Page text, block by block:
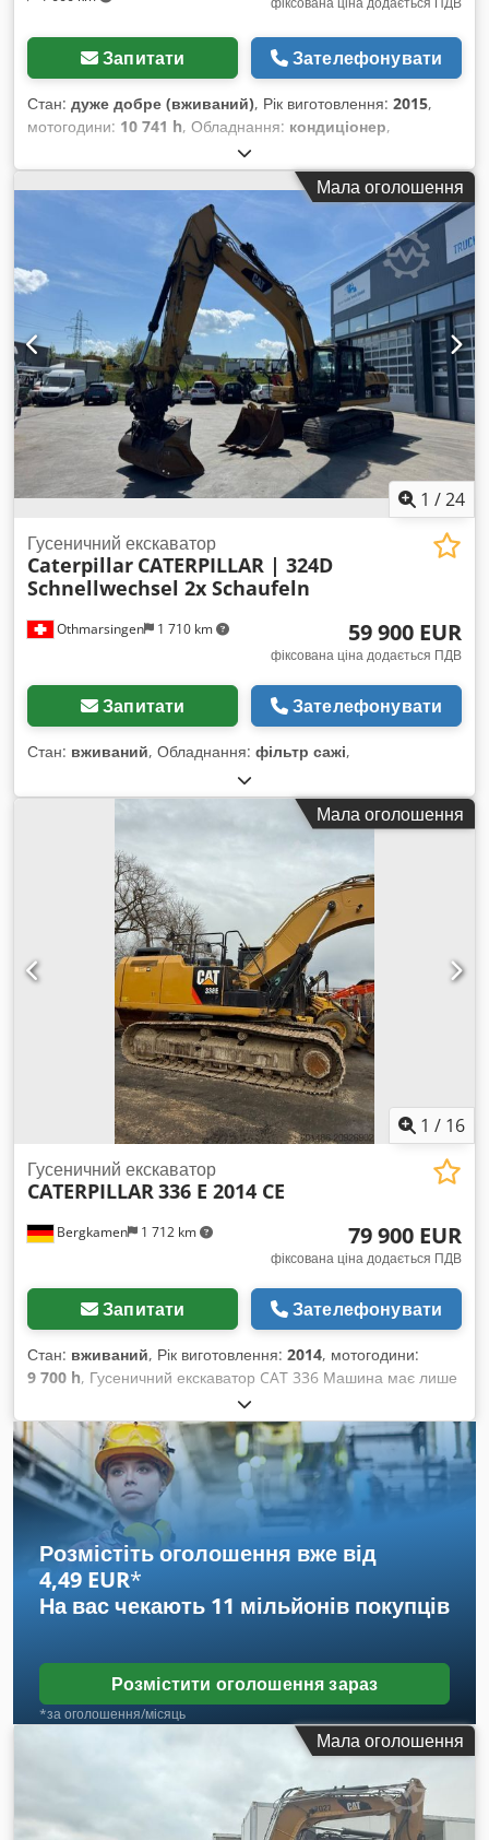
Запитати Зателефонувати
Стан: дуже добре (вживаний), Рік виготовлення: 2015,
мотогодини: 10 741 h, Обладнання: кондиціонер,
CATERPILLAR 324ELN Рік випуску: 2015 Напрацювання: 10
741 год. Герметична кабіна Кондиціонер Радіо Камера
заднього виду Регульована стріла Довжина стріли: 3,10 м.
Повна гідравлічна система (для гідромолота, грейфера,
ножиць) Система швидкої заміни OQ70/55 1 ковш – ширина
900 мм Залишковий ресурс ходової частини приблизно 60-
70% Опорні пластини, ширина 600 мм Codpfxezl Dt No
Abkjrf Двигун CAT 7.1, потужність 151 кВт Централізована
система змащування Сертифікат CE Робоча вага: 26,2 т
Мала оголошення
1 /24
Othmarsingen 1 710 km
Гусеничний екскаватор
Caterpillar CATERPILLAR | 324D
Schnellwechsel 2x Schaufeln
59 900 EUR
фіксована ціна додається ПДВ
Запитати Зателефонувати
Стан: вживаний, Обладнання: фільтр сажі,
Мала оголошення
1 / 16
Bergkamen 1 712 km
Гусеничний екскаватор
CATERPILLAR336 E 2014 CE
79 900 EUR
фіксована ціна додається ПДВ
Запитати Зателефонувати
Стан: вживаний, Рік виготовлення: 2014, мотогодини:
9 700 h, Гусеничний екскаватор CAT 336 Машина має лише
9700 відпрацьованих мотогодин і знаходиться у хорошому
стані. Експлуатаційна вага близько 36 800 кг. Crodpsx Tyq
Ajfx Abkjf
Розмістіть оголошення вже від
4,49 EUR*
На вас чекають 11 мільйонів покупців
Розмістити оголошення зараз
*за оголошення/місяць
Мала оголошення